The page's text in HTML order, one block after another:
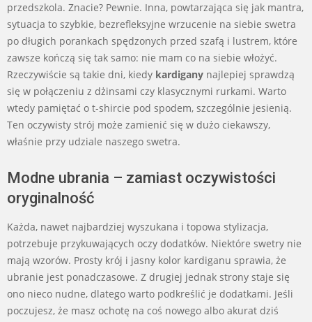
przedszkola. Znacie? Pewnie. Inna, powtarzająca się jak mantra,
sytuacja to szybkie, bezrefleksyjne wrzucenie na siebie swetra
po długich porankach spędzonych przed szafą i lustrem, które
zawsze kończą się tak samo: nie mam co na siebie włożyć.
Rzeczywiście są takie dni, kiedy kardigany najlepiej sprawdzą
się w połączeniu z dżinsami czy klasycznymi rurkami. Warto
wtedy pamiętać o t-shircie pod spodem, szczególnie jesienią.
Ten oczywisty strój może zamienić się w dużo ciekawszy,
właśnie przy udziale naszego swetra.
Modne ubrania – zamiast oczywistości
oryginalność
Każda, nawet najbardziej wyszukana i topowa stylizacja,
potrzebuje przykuwających oczy dodatków. Niektóre swetry nie
mają wzorów. Prosty krój i jasny kolor kardiganu sprawia, że
ubranie jest ponadczasowe. Z drugiej jednak strony staje się
ono nieco nudne, dlatego warto podkreślić je dodatkami. Jeśli
poczujesz, że masz ochotę na coś nowego albo akurat dziś